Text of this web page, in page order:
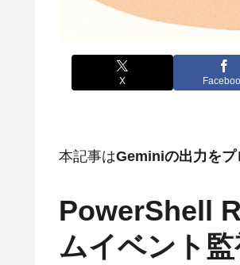
X
本記事はGeminiの出力をプ
PowerShell
ムイベント